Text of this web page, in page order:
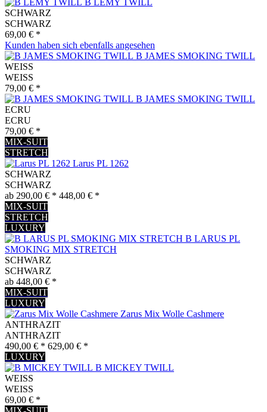
SCHWARZ
SCHWARZ
69,00 € *
Kunden haben sich ebenfalls angesehen
B JAMES SMOKING TWILL
WEISS
WEISS
79,00 € *
B JAMES SMOKING TWILL
ECRU
ECRU
79,00 € *
MIX-SUIT
STRETCH
Larus PL 1262
SCHWARZ
SCHWARZ
ab 290,00 € * 448,00 € *
MIX-SUIT
STRETCH
LUXURY
B LARUS PL
SMOKING MIX STRETCH
SCHWARZ
SCHWARZ
ab 448,00 € *
MIX-SUIT
LUXURY
Zarus Mix Wolle Cashmere
ANTHRAZIT
ANTHRAZIT
490,00 € * 629,00 € *
LUXURY
B MICKEY TWILL
WEISS
WEISS
69,00 € *